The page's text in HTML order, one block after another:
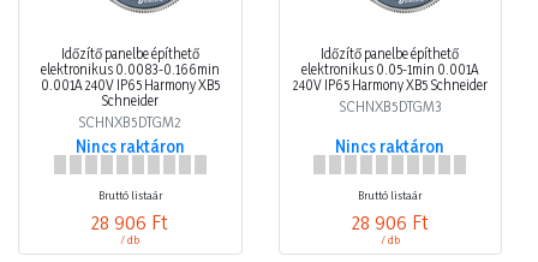
Időzítő panelbe építhető
elektronikus 0.0083-0.166min
0.001A 240V IP65 Harmony XB5
Schneider
SCHNXB5DTGM2
Nincs raktáron
Bruttó listaár
28 906 Ft
/ db
Időzítő panelbe építhető
elektronikus 0.05-1min 0.001A
240V IP65 Harmony XB5 Schneider
SCHNXB5DTGM3
Nincs raktáron
Bruttó listaár
28 906 Ft
/ db